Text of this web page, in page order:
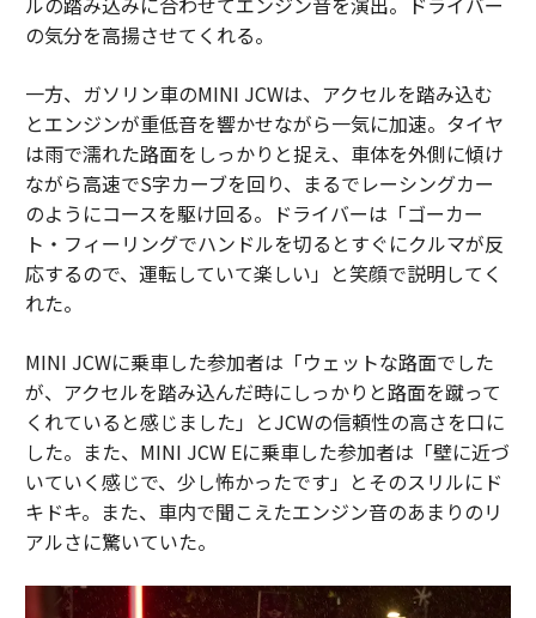
の気分を高揚させてくれる。
一方、ガソリン車のMINI JCWは、アクセルを踏み込む
とエンジンが重低音を響かせながら一気に加速。タイヤ
は雨で濡れた路面をしっかりと捉え、車体を外側に傾け
ながら高速でS字カーブを回り、まるでレーシングカー
のようにコースを駆け回る。ドライバーは「ゴーカー
ト・フィーリングでハンドルを切るとすぐにクルマが反
応するので、運転していて楽しい」と笑顔で説明してく
れた。
MINI JCWに乗車した参加者は「ウェットな路面でした
が、アクセルを踏み込んだ時にしっかりと路面を蹴って
くれていると感じました」とJCWの信頼性の高さを口に
した。また、MINI JCW Eに乗車した参加者は「壁に近づ
いていく感じで、少し怖かったです」とそのスリルにド
キドキ。また、車内で聞こえたエンジン音のあまりのリ
アルさに驚いていた。